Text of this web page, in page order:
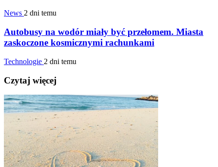
News 2 dni temu
Autobusy na wodór miały być przełomem. Miasta
zaskoczone kosmicznymi rachunkami
Technologie 2 dni temu
Czytaj więcej